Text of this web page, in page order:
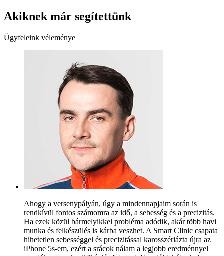
Akiknek már segítettünk
Ügyfeleink véleménye
Ahogy a versenypályán, úgy a mindennapjaim során is
rendkívül fontos számomra az idő, a sebesség és a precizitás.
Ha ezek közül bármelyikkel probléma adódik, akár több havi
munka és felkészülés is kárba veszhet. A Smart Clinic csapata
hihetetlen sebességgel és precizitással karosszériázta újra az
iPhone 5s-em, ezért a srácok nálam a legjobb eredménnyel